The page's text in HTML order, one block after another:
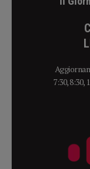
7:30, 8:30,